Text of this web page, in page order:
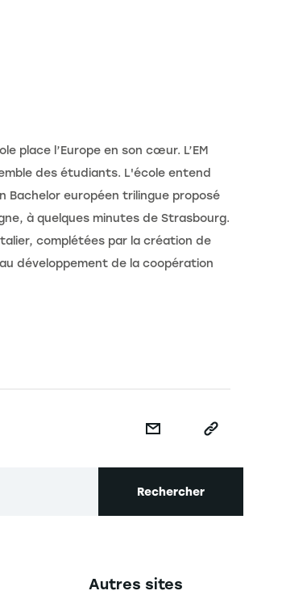
place l’Europe en son cœur. L’EM
des étudiants. L'école entend
européen trilingue proposé
à quelques minutes de Strasbourg.
complétées par la création de
développement de la coopération
Rechercher
Navigation tertiaire footer
Autres sites